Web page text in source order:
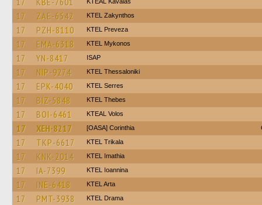
17 ZAE-6542 KTEL Zakynthos
17 PZH-8110 KTEL Preveza
17 EMA-6318 KTEL Mykonos
17 YN-8417 ISAP
17 NIP-9274 KTEL Thessaloniki
17 EPK-4040 KTEL Serres
17 BIZ-5848 KTEL Thebes
17 BOI-6461 KTEAL Volos
17 XEH-8217 [OASA] Corinthia
17 TKP-6617 ΚΤΕL Τrikala
17 KNK-2014 KTEL Imathia
17 IA-7399 KTEL Ioannina
17 INE-6418 KTEL Arta
17 PMT-3938 KTEL Drama